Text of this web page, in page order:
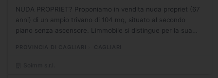
NUDA PROPRIET? Proponiamo in vendita nuda propriet (67
anni) di un ampio trivano di 104 mq, situato al secondo
piano senza ascensore. Limmobile si distingue per la sua